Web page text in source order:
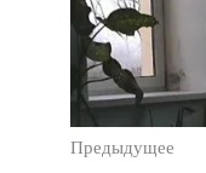
Предыдущее